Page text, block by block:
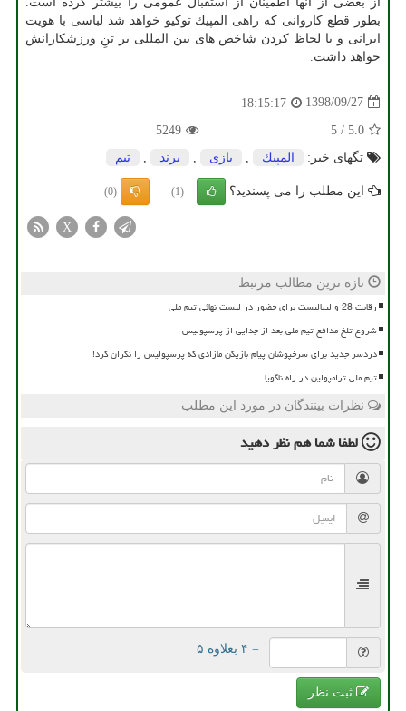
بطور قطع كاروانی كه راهی المپیك توكیو خواهد شد لباسی با هویت
ایرانی و با لحاظ كردن شاخص های بین المللی بر تنِ ورزشكارانش
خواهد داشت.
1398/09/27
18:15:17
5.0
/
5
5249
تگهای خبر:
المپیك بازی برند تیم
این مطلب را می پسندید؟ (1)
(0)
X
تازه ترین مطالب مرتبط
رقابت 28 والیبالیست برای حضور در لیست نهائی تیم ملی
شروع تلخ مدافع تیم ملی بعد از جدایی از پرسپولیس
دردسر جدید برای سرخپوشان پیام بازیکن مازادی که پرسپولیس را نگران کرد!
تیم ملی ترامپولین در راه ناگویا
نظرات بینندگان در مورد این مطلب
لطفا شما همنظر دهید
= ۴ بعلاوه ۵
ثبت نظر